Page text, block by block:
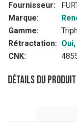
Fournisseur:
Marque:
Gamme:
Rétractation:
CNK:
Détails du produit